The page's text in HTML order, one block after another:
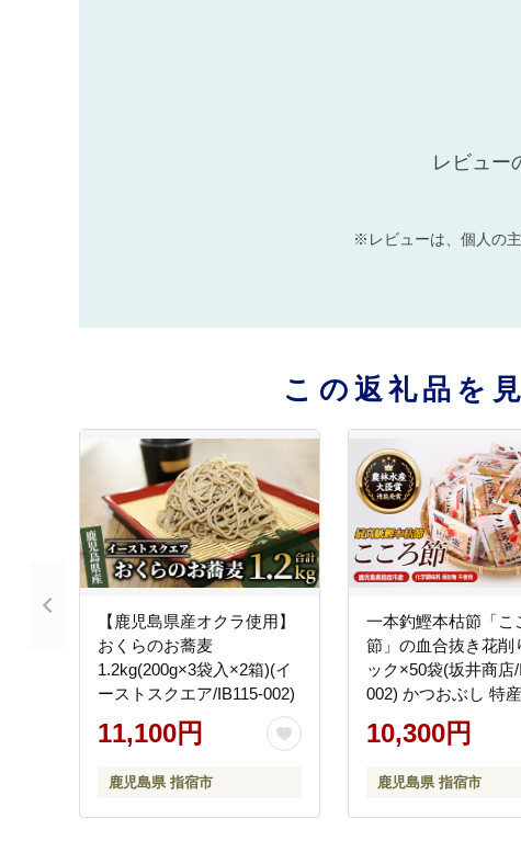
レビュー
※レビューは、個人の
この返礼品を
【鹿児島県産オクラ使用】
おくらのお蕎麦
1.2kg(200g×3袋入×2箱)(イ
ーストスクエア/IB115-002)
11,100円
鹿児島県 指宿市
一本釣鰹本枯節「こ
節」の血合抜き花削
ック×50袋(坂井商店
002) かつおぶし 特
ぶすき 鹿児島 鰹 加
し みそ汁 魚介類 海
10,300円
鹿児島県 指宿市